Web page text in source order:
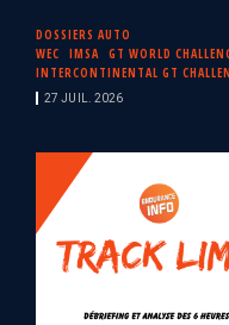
DOSSIERS AUTO
WEC
IMSA GT WORLD
INTERCONTINENTAL GT
27 JUIL. 2026